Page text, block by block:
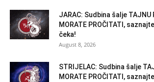
JARAC: Sudbina šalje TAJNU
MORATE PROČITATI,
čeka!
August 8, 2026
STRIJELAC: Sudbina šalje
MORATE PROČITATI,